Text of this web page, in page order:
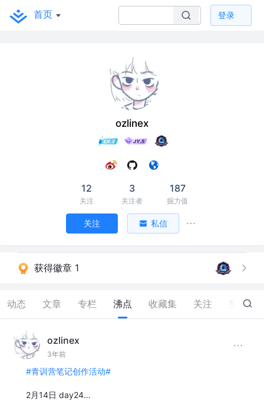
首页 登录
ozlinex
12
关注
3
关注者
187
掘力值
关注 私信
获得徽章 1
动态 文章 专栏 沸点 收藏集 关注 2
ozlinex
3年前
#青训营笔记创作活动#
2月14日 day24…